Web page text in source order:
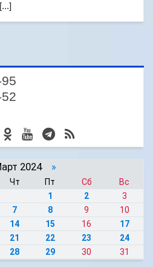
2024 »
Чт Пт Сб
Вс
1
2
3
7 8 9
10
14 15 16
17
21 22 23
24
28 29 30 31